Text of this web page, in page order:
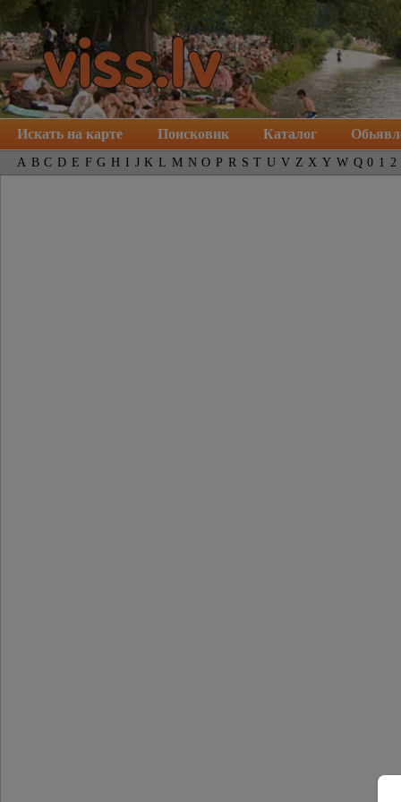
Искать на карте Поисковик Каталог
A B C D E F G H I J K L M N O P R S T U V Z X Y W Q 0 1 2